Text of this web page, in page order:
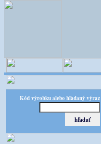
Kód výrobku alebo hľadaný výraz
OPITEC - majster